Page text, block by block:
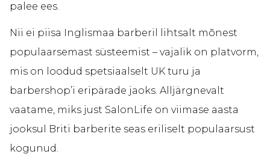
palee ees.
Nii ei piisa Inglismaa barberil lihtsalt mõnest
populaarsemast süsteemist – vajalik on platvorm,
mis on loodud spetsiaalselt UK turu ja
barbershop’i eripärade jaoks. Alljärgnevalt
vaatame, miks just SalonLife on viimase aasta
jooksul Briti barberite seas eriliselt populaarsust
kogunud.